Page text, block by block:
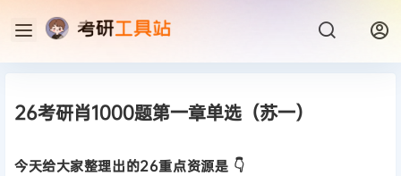
26考研肖1000题第一章单选（苏一）
今天给大家整理出的26重点资源是 👇